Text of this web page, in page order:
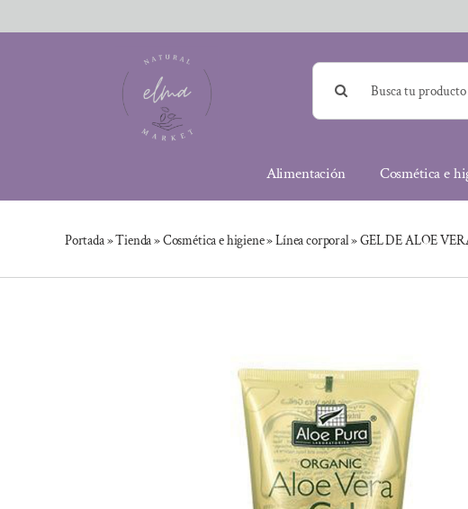
al
Buscar:
Alimentación Cosmética e
Portada»Tienda»Cosmética e higiene»Línea corporal»GEL DE ALOE